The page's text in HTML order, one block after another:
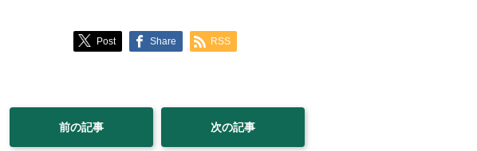
Post Share RSS
前の記事 次の記事